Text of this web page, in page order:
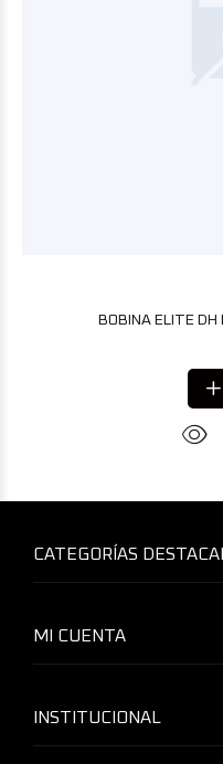
BOBINA ELITE
CATEGORÍAS
MI CUENTA
INSTITUCIONAL